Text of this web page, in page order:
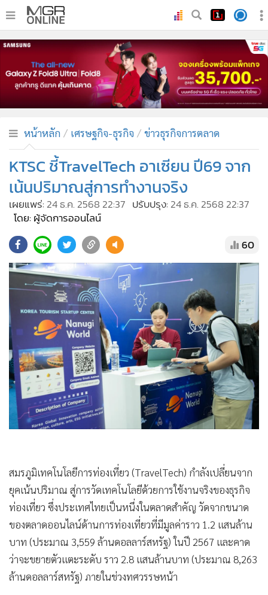
• หน้าหลัก
ทันเหตุการณ์
ภาคใต้
• ภูมิภาค
• บันเทิง
ผู้จัดการรายวัน
• คอลัมนิสต์
• ละคร
CbizReview
• ผู้จัดกวน
• Good health & Well-being
• Green Innovation & SD
•
Management & HR
•
MGR Live
•
Infographic
• การเมือง
• ท่องเที่ยว
กีฬา
• ต่างประเทศ
• จีน
• ชุมชน-คุณภาพชีวิต
• อาชญากรรม
• Motoring
• เกม
• วิทยาศาสตร์
• SMEs
หน้าหลัก เศรษฐกิจ-ธุรกิจ ข่าวธุรกิจการตลาด
KTSC ชี้TravelTech อาเซียน ปี69 จาก
เน้นปริมาณสู่การทำงานจริง
เผยแพร่: 24 ธ.ค. 2568 22:37 ปรับปรุง: 24 ธ.ค. 2568 22:37
โดย: ผู้จัดการออนไลน์
60
สมรภูมิเทคโนโลยีการท่องเที่ยว (TravelTech) กำลังเปลี่ยนจาก
ยุคเน้นปริมาณ สู่การวัดเทคโนโลยีด้วยการใช้งานจริงของธุรกิจ
ท่องเที่ยว ซึ่งประเทศไทยเป็นหนึ่งในตลาดสำคัญ วัดจากขนาด
ของตลาดออนไลน์ด้านการท่องเที่ยวที่มีมูลค่าราว 1.2 แสนล้าน
บาท (ประมาณ 3,559 ล้านดอลลาร์สหรัฐ) ในปี 2567 และคาด
ว่าจะขยายตัวแตะระดับ ราว 2.8 แสนล้านบาท (ประมาณ 8,263
ล้านดอลลาร์สหรัฐ) ภายในช่วงทศวรรษหน้า